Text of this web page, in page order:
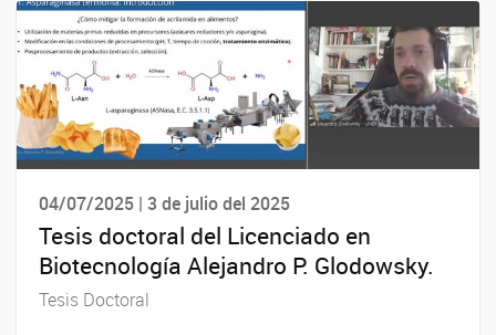
04/07/2025 | 3 de julio del 2025
Tesis doctoral del Licenciado en
Biotecnología Alejandro P. Glodowsky.
Tesis Doctoral